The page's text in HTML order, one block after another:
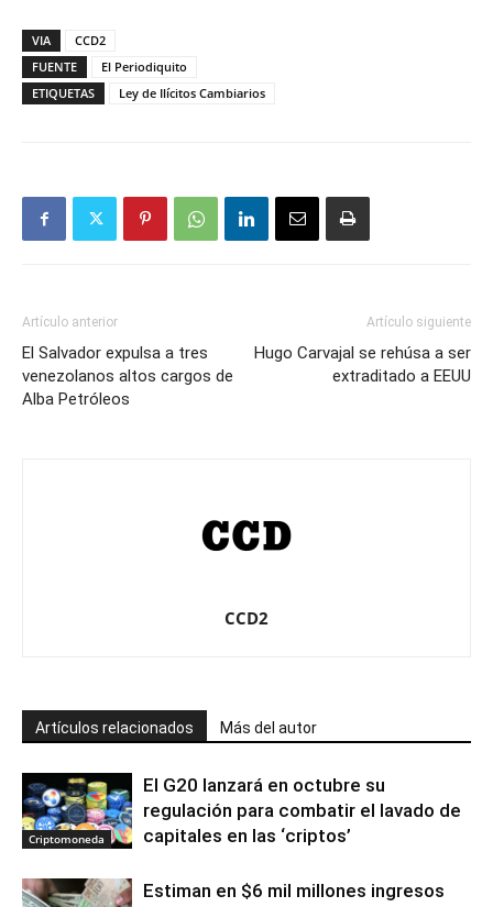
VIA
CCD2
FUENTE
El Periodiquito
ETIQUETAS
Ley de Ilícitos Cambiarios
Artículo anterior
El Salvador expulsa a tres
venezolanos altos cargos de
Alba Petróleos
Artículo siguiente
Hugo Carvajal se rehúsa a ser
extraditado a EEUU
CCD2
Artículos relacionados Más del autor
Criptomoneda
El G20 lanzará en octubre su
regulación para combatir el lavado de
capitales en las ‘criptos’
Estiman en $6 mil millones ingresos